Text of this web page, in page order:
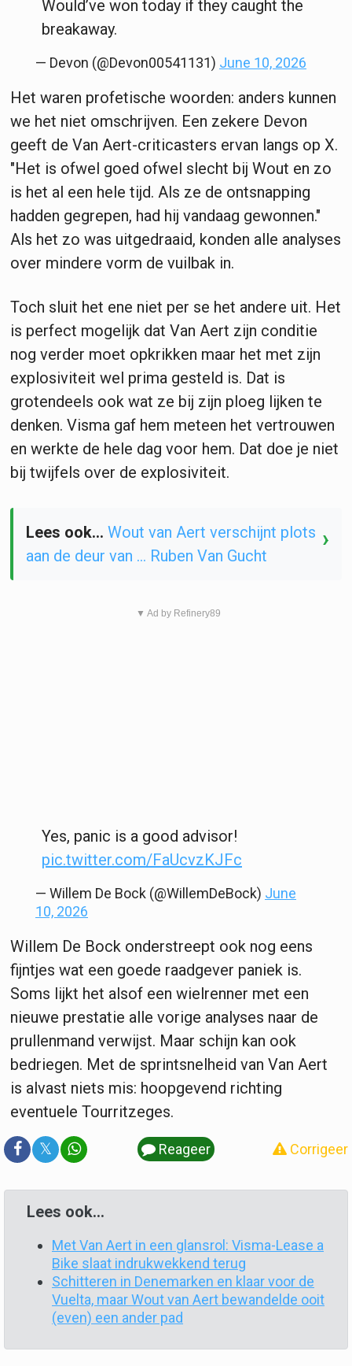
Would’ve won today if they caught the
breakaway.
— Devon (@Devon00541131) June 10, 2026
Het waren profetische woorden: anders kunnen
we het niet omschrijven. Een zekere Devon
geeft de Van Aert-criticasters ervan langs op X.
"Het is ofwel goed ofwel slecht bij Wout en zo
is het al een hele tijd. Als ze de ontsnapping
hadden gegrepen, had hij vandaag gewonnen."
Als het zo was uitgedraaid, konden alle analyses
over mindere vorm de vuilbak in.
Toch sluit het ene niet per se het andere uit. Het
is perfect mogelijk dat Van Aert zijn conditie
nog verder moet opkrikken maar het met zijn
explosiviteit wel prima gesteld is. Dat is
grotendeels ook wat ze bij zijn ploeg lijken te
denken. Visma gaf hem meteen het vertrouwen
en werkte de hele dag voor hem. Dat doe je niet
bij twijfels over de explosiviteit.
Lees ook... Wout van Aert verschijnt plots
aan de deur van ... Ruben Van Gucht
›
▼ Ad by Refinery89
Yes, panic is a good advisor!
pic.twitter.com/FaUcvzKJFc
— Willem De Bock (@WillemDeBock) June
10, 2026
Willem De Bock onderstreept ook nog eens
fijntjes wat een goede raadgever paniek is.
Soms lijkt het alsof een wielrenner met een
nieuwe prestatie alle vorige analyses naar de
prullenmand verwijst. Maar schijn kan ook
bedriegen. Met de sprintsnelheid van Van Aert
is alvast niets mis: hoopgevend richting
eventuele Tourritzeges.
𝕏 Reageer Corrigeer
Lees ook...
Met Van Aert in een glansrol: Visma-Lease a
Bike slaat indrukwekkend terug
Schitteren in Denemarken en klaar voor de
Vuelta, maar Wout van Aert bewandelde ooit
(even) een ander pad